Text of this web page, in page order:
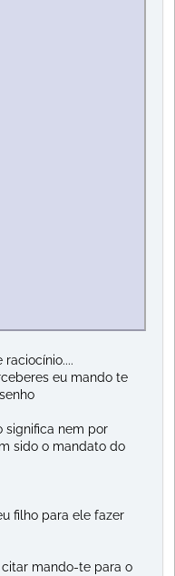
eu mando te
significa nem por
sido o mandato do
filho para ele fazer
mando-te para o